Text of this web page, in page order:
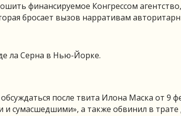
финансируемое Конгрессом агентство,
бросает вызов нарративам
ла Серна в Нью-Йорке.
после твита Илона Маска от 9
сумасшедшими», а также обвинил в трате